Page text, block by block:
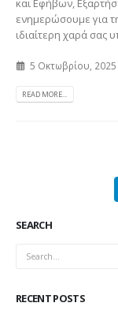
και Εφήβων,
ενημερώσουμε για
ιδιαίτερη χαρά σας
5 Οκτωβρίου, 2025
READ MORE...
SEARCH
RECENT POSTS